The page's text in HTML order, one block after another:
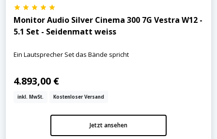
Monitor Audio Silver Cinema 300 7G Vestra W12 -
5.1 Set - Seidenmatt weiss
Ein Lautsprecher Set das Bände spricht
4.893,00 €
inkl. MwSt. Kostenloser Versand
Jetzt ansehen